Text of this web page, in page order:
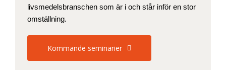
livsmedelsbranschen som är i och står inför en stor
omställning.
Kommande seminarier